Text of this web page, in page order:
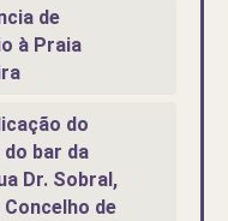
de
à Praia
do
bar da
Dr. Sobral,
de